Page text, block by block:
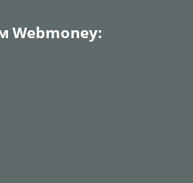
Webmoney: